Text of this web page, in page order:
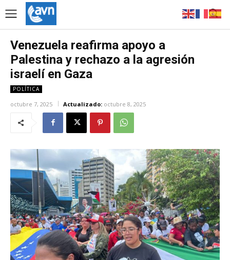
Venezuela reafirma apoyo a
Palestina y rechazo a la agresión
israelí en Gaza
POLÍTICA
octubre 7, 2025 Actualizado: octubre 8, 2025